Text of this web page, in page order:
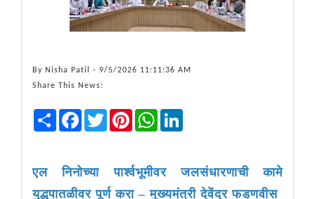
By Nisha Patil
- 9/5/2026 11:11:36 AM
Share This News:
Share FacebookTwitter PinterestWhatsApp
एल निनोच्या पार्श्वभूमीवर जलसंधारणाची कामे
युद्धपातळीवर पूर्ण करा– मुख्यमंत्री देवेंद्र फडणवीस